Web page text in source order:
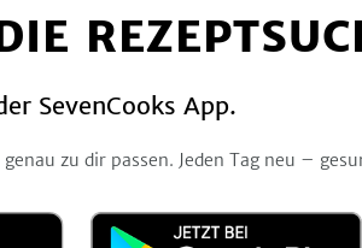
Twitter
Pinterest InstagramYouTube
SevenCooks App.
zu dir passen. Jeden Tag neu –
Jetzt